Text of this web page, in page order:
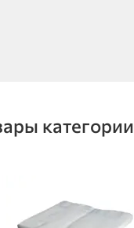
категории